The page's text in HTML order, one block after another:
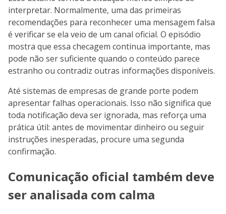
interpretar. Normalmente, uma das primeiras
recomendações para reconhecer uma mensagem falsa
é verificar se ela veio de um canal oficial. O episódio
mostra que essa checagem continua importante, mas
pode não ser suficiente quando o conteúdo parece
estranho ou contradiz outras informações disponíveis.
Até sistemas de empresas de grande porte podem
apresentar falhas operacionais. Isso não significa que
toda notificação deva ser ignorada, mas reforça uma
prática útil: antes de movimentar dinheiro ou seguir
instruções inesperadas, procure uma segunda
confirmação.
Comunicação oficial também deve
ser analisada com calma